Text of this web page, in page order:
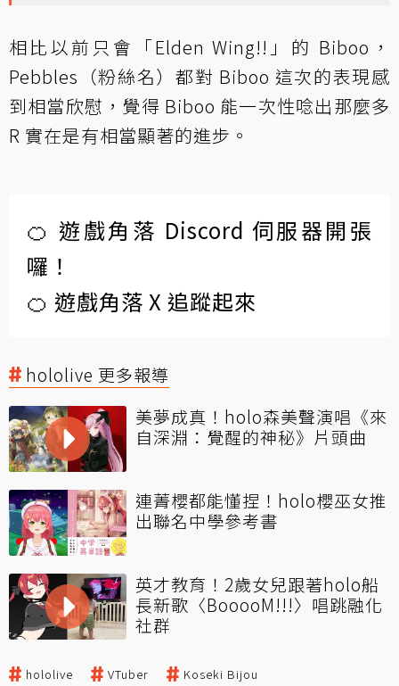
相比以前只會「Elden Wing!!」的 Biboo，
Pebbles（粉絲名）都對 Biboo 這次的表現感
到相當欣慰，覺得 Biboo 能一次性唸出那麼多
R 實在是有相當顯著的進步。
🍊 遊戲角落 Discord 伺服器開張
囉！
🍊 遊戲角落 X 追蹤起來
hololive 更多報導
美夢成真！holo森美聲演唱《來
自深淵：覺醒的神秘》片頭曲
連菁櫻都能懂捏！holo櫻巫女推
出聯名中學參考書
英才教育！2歲女兒跟著holo船
長新歌〈BooooM!!!〉唱跳融化
社群
hololive VTuber Koseki Bijou